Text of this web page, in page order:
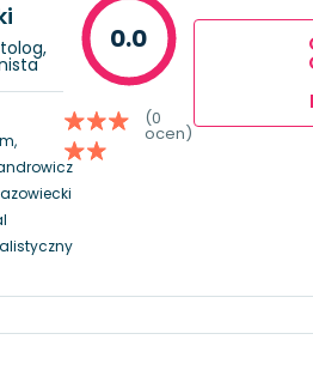
0.0
(0
ocen)